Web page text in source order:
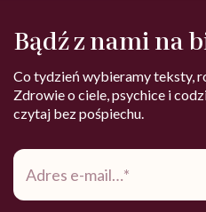
Bądź z nami na
Co tydzień wybieramy teksty,
Zdrowie o ciele, psychice i
czytaj bez pośpiechu.
Adres
mail*